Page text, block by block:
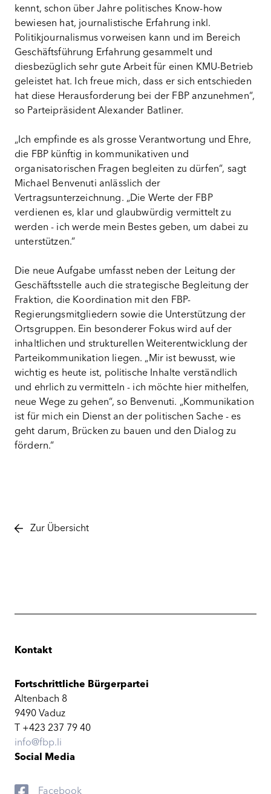
kennt, schon über Jahre politisches Know-how
bewiesen hat, journalistische Erfahrung inkl.
Politikjournalismus vorweisen kann und im Bereich
Geschäftsführung Erfahrung gesammelt und
diesbezüglich sehr gute Arbeit für einen KMU-Betrieb
geleistet hat. Ich freue mich, dass er sich entschieden
hat diese Herausforderung bei der FBP anzunehmen“,
so Parteipräsident Alexander Batliner.
„Ich empfinde es als grosse Verantwortung und Ehre,
die FBP künftig in kommunikativen und
organisatorischen Fragen begleiten zu dürfen“, sagt
Michael Benvenuti anlässlich der
Vertragsunterzeichnung. „Die Werte der FBP
verdienen es, klar und glaubwürdig vermittelt zu
werden - ich werde mein Bestes geben, um dabei zu
unterstützen.“
Die neue Aufgabe umfasst neben der Leitung der
Geschäftsstelle auch die strategische Begleitung der
Fraktion, die Koordination mit den FBP-
Regierungsmitgliedern sowie die Unterstützung der
Ortsgruppen. Ein besonderer Fokus wird auf der
inhaltlichen und strukturellen Weiterentwicklung der
Parteikommunikation liegen. „Mir ist bewusst, wie
wichtig es heute ist, politische Inhalte verständlich
und ehrlich zu vermitteln - ich möchte hier mithelfen,
neue Wege zu gehen“, so Benvenuti. „Kommunikation
ist für mich ein Dienst an der politischen Sache - es
geht darum, Brücken zu bauen und den Dialog zu
fördern.“
Zur Übersicht
Kontakt
Fortschrittliche Bürgerpartei
Altenbach 8
9490 Vaduz
T +423 237 79 40
info@fbp.li
Social Media
Facebook